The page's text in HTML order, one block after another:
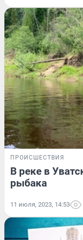
ПРОИСШЕСТВИЯ
В реке в
рыбака
11 июля, 2023, 14:53